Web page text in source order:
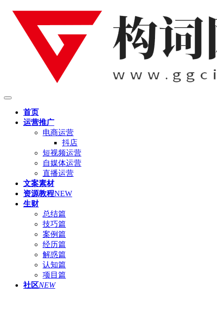
首页
运营推广
电商运营
抖店
短视频运营
自媒体运营
直播运营
文案素材
资源教程NEW
生财
总结篇
技巧篇
案例篇
经历篇
解惑篇
认知篇
项目篇
社区NEW